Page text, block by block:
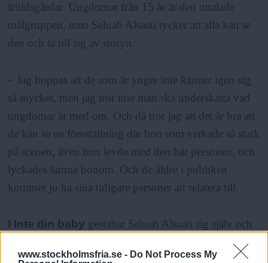
www.stockholmsfria.se - Do Not Process My
fritidsgårdar. Ungdomar från 15 år är den uttalade
målgruppen, men Seluah Alsaati tycker att alla kan se
den och ta till sig av storyn.
– Jag hoppas att de som är yngre inte känner igen sig
så mycket, men jag tror inte man ska underskatta vad
ungdomar är med om. Och då tror jag att det är bra att
de kan se en föreställning där hon som verkade så stark
på scenen, även hon levde med den här personen, och
lyckades lämna honom. Och de äldre i publiken
kommer ju ha sina tidigare personer att relatera till.
I Inte din baby gestaltar Seluah Alsaati sig själv och
förhållandet med Nabil.